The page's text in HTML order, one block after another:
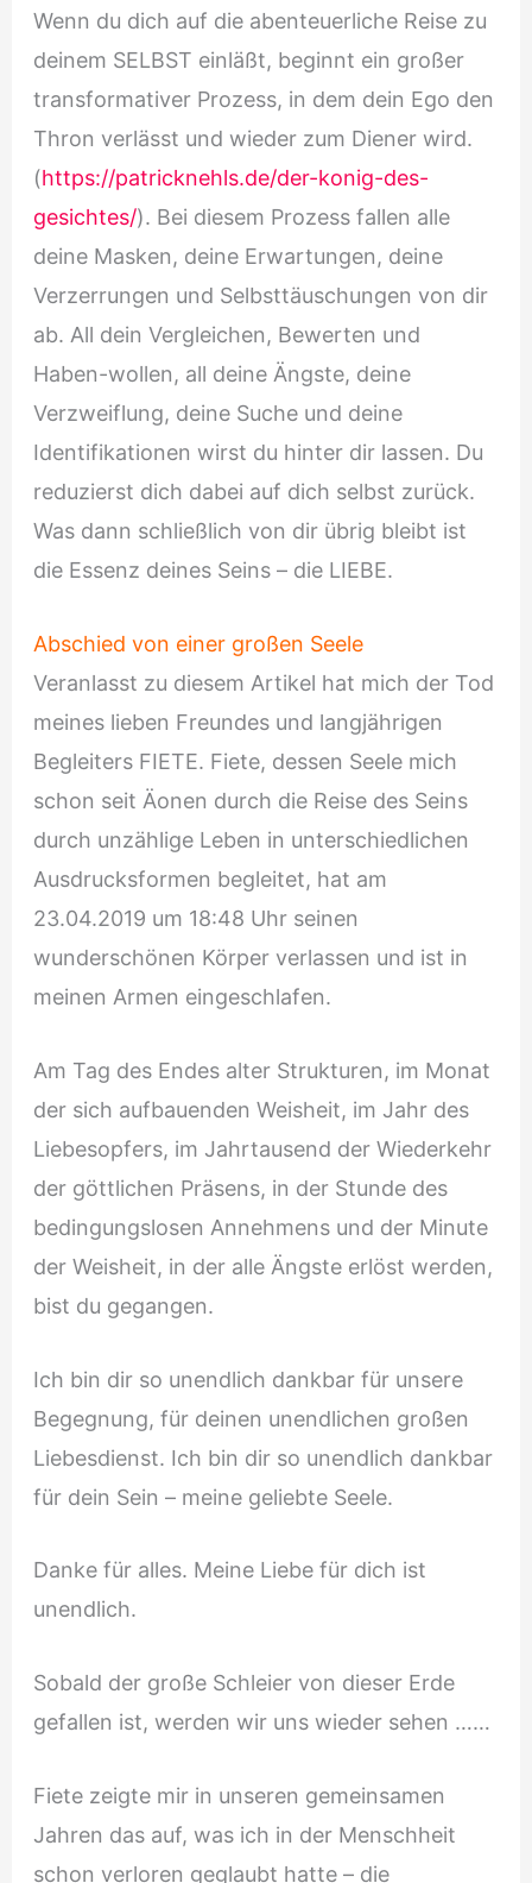
Wenn du dich auf die abenteuerliche Reise zu
deinem SELBST einläßt, beginnt ein großer
transformativer Prozess, in dem dein Ego den
Thron verlässt und wieder zum Diener wird.
(https://patricknehls.de/der-konig-des-
gesichtes/). Bei diesem Prozess fallen alle
deine Masken, deine Erwartungen, deine
Verzerrungen und Selbsttäuschungen von dir
ab. All dein Vergleichen, Bewerten und
Haben-wollen, all deine Ängste, deine
Verzweiflung, deine Suche und deine
Identifikationen wirst du hinter dir lassen. Du
reduzierst dich dabei auf dich selbst zurück.
Was dann schließlich von dir übrig bleibt ist
die Essenz deines Seins – die LIEBE.
Abschied von einer großen Seele
Veranlasst zu diesem Artikel hat mich der Tod
meines lieben Freundes und langjährigen
Begleiters FIETE. Fiete, dessen Seele mich
schon seit Äonen durch die Reise des Seins
durch unzählige Leben in unterschiedlichen
Ausdrucksformen begleitet, hat am
23.04.2019 um 18:48 Uhr seinen
wunderschönen Körper verlassen und ist in
meinen Armen eingeschlafen.
Am Tag des Endes alter Strukturen, im Monat
der sich aufbauenden Weisheit, im Jahr des
Liebesopfers, im Jahrtausend der Wiederkehr
der göttlichen Präsens, in der Stunde des
bedingungslosen Annehmens und der Minute
der Weisheit, in der alle Ängste erlöst werden,
bist du gegangen.
Ich bin dir so unendlich dankbar für unsere
Begegnung, für deinen unendlichen großen
Liebesdienst. Ich bin dir so unendlich dankbar
für dein Sein – meine geliebte Seele.
Danke für alles. Meine Liebe für dich ist
unendlich.
Sobald der große Schleier von dieser Erde
gefallen ist, werden wir uns wieder sehen ……
Fiete zeigte mir in unseren gemeinsamen
Jahren das auf, was ich in der Menschheit
schon verloren geglaubt hatte – die